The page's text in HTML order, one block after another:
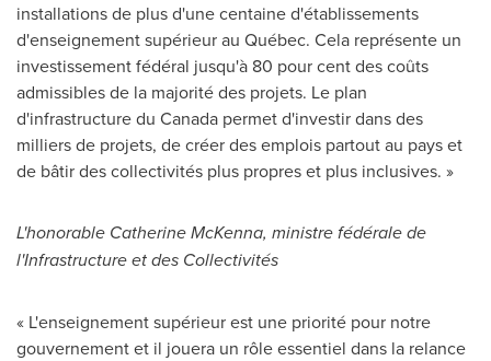
installations de plus d'une centaine d'établissements
d'enseignement supérieur au Québec. Cela représente un
investissement fédéral jusqu'à 80 pour cent des coûts
admissibles de la majorité des projets. Le plan
d'infrastructure du Canada permet d'investir dans des
milliers de projets, de créer des emplois partout au pays et
de bâtir des collectivités plus propres et plus inclusives. »
L'honorable Catherine McKenna, ministre fédérale de
l'Infrastructure et des Collectivités
« L'enseignement supérieur est une priorité pour notre
gouvernement et il jouera un rôle essentiel dans la relance